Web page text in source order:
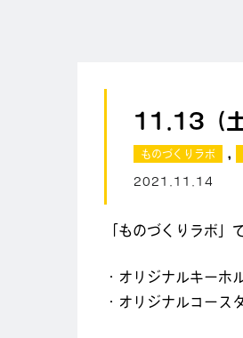
11.13（
ものづくりラボ ,
2021.11.14
「ものづくりラボ」
・オリジナルキーホ
・オリジナルコース